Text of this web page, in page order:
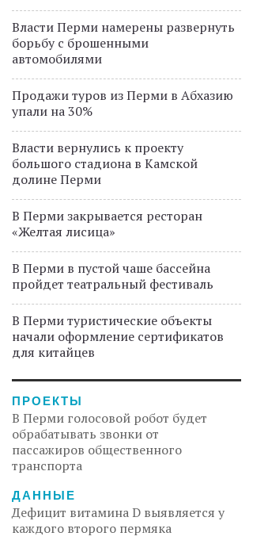
Власти Перми намерены развернуть
борьбу с брошенными
автомобилями
Продажи туров из Перми в Абхазию
упали на 30%
Власти вернулись к проекту
большого стадиона в Камской
долине Перми
В Перми закрывается ресторан
«Желтая лисица»
В Перми в пустой чаше бассейна
пройдет театральный фестиваль
В Перми туристические объекты
начали оформление сертификатов
для китайцев
ПРОЕКТЫ
В Перми голосовой робот будет
обрабатывать звонки от
пассажиров общественного
транспорта
ДАННЫЕ
Дефицит витамина D выявляется у
каждого второго пермяка